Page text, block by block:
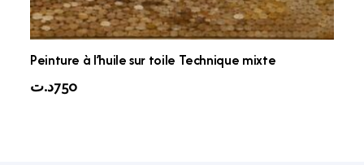
Peinture à l’huile sur toile Technique mixte
750د.ت